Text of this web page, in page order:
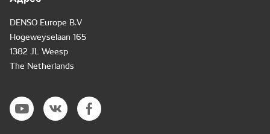
DENSO Europe B.V
Hogeweyselaan 165
1382 JL Weesp
The Netherlands